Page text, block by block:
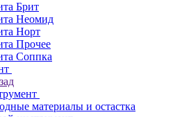
Брит
Неомид
Норт
Прочее
Соппка
материалы и остастка